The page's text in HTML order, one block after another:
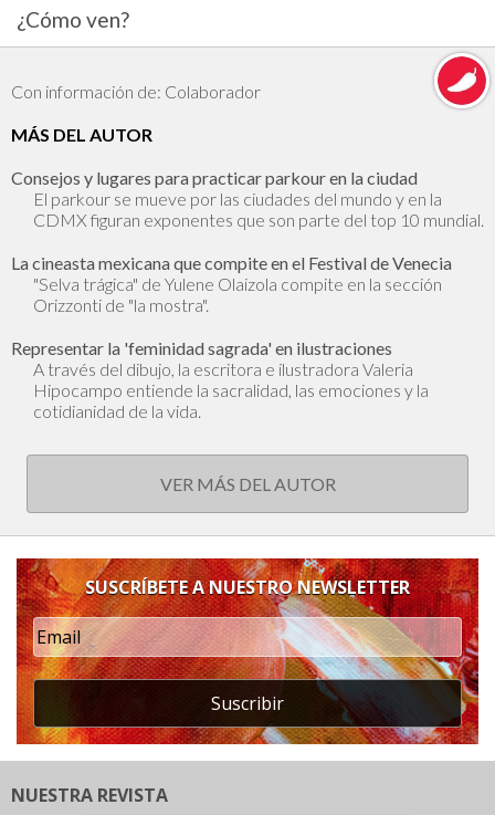
¿Cómo ven?
Con información de: Colaborador
MÁS DEL AUTOR
Consejos y lugares para practicar parkour en la ciudad
El parkour se mueve por las ciudades del mundo y en la
CDMX figuran exponentes que son parte del top 10 mundial.
La cineasta mexicana que compite en el Festival de Venecia
"Selva trágica" de Yulene Olaizola compite en la sección
Orizzonti de "la mostra".
Representar la 'feminidad sagrada' en ilustraciones
A través del dibujo, la escritora e ilustradora Valeria
Hipocampo entiende la sacralidad, las emociones y la
cotidianidad de la vida.
VER MÁS DEL AUTOR
SUSCRÍBETE A NUESTRO NEWSLETTER
Suscribir
NUESTRA REVISTA